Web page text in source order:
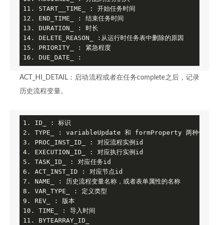
11. START__TIME_ : 开始任务时间
12. END_TIME_ : 结束任务时间
13. DURATION_ : 时长
14. DELETE_REASON_ :从运行时任务表中删除的原因
15. PRIORITY_ : 紧急程度
16. DUE_DATE_ :
ACT_HI_DETAIL：启动流程或者在任务complete之后，记录
历史流程变量。
1. ID_ : 标识
2. TYPE_ : variableUpdate 和 formProperty 两种值
3. PROC_INST_ID_ : 对应流程实例id
4. EXECUTION_ID_ : 对应执行实例id
5. TASK_ID_ : 对应任务id
6. ACT_INST_ID : 对应节点id
7. NAME_ : 历史流程变量名称，或者表单属性的名称
8. VAR_TYPE_ : 定义类型
9. REV_ : 版本
10. TIME_ : 导入时间
11. BYTEARRAY_ID_